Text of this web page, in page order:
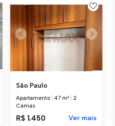
São Paulo
Apartamento 47 m²
2
Camas
R$ 1.450 Ver mais